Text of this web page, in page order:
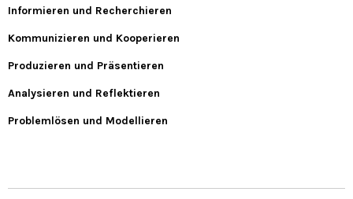
Informieren und Recherchieren
Kommunizieren und Kooperieren
Produzieren und Präsentieren
Analysieren und Reflektieren
Problemlösen und Modellieren